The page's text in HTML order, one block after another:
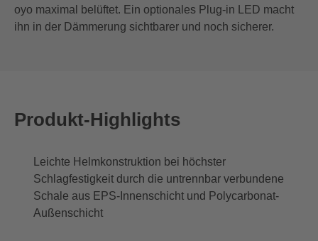
oyo maximal belüftet. Ein optionales Plug-in LED macht
ihn in der Dämmerung sichtbarer und noch sicherer.
Produkt-Highlights
Leichte Helmkonstruktion bei höchster
Schlagfestigkeit durch die untrennbar verbundene
Schale aus EPS-Innenschicht und Polycarbonat-
Außenschicht